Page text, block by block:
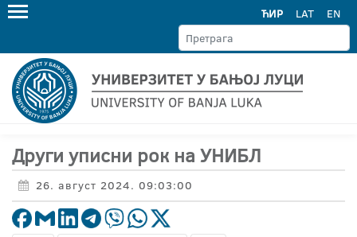
ЋИР LAT EN
Други уписни рок на УНИБЛ
26. август 2024. 09:03:00